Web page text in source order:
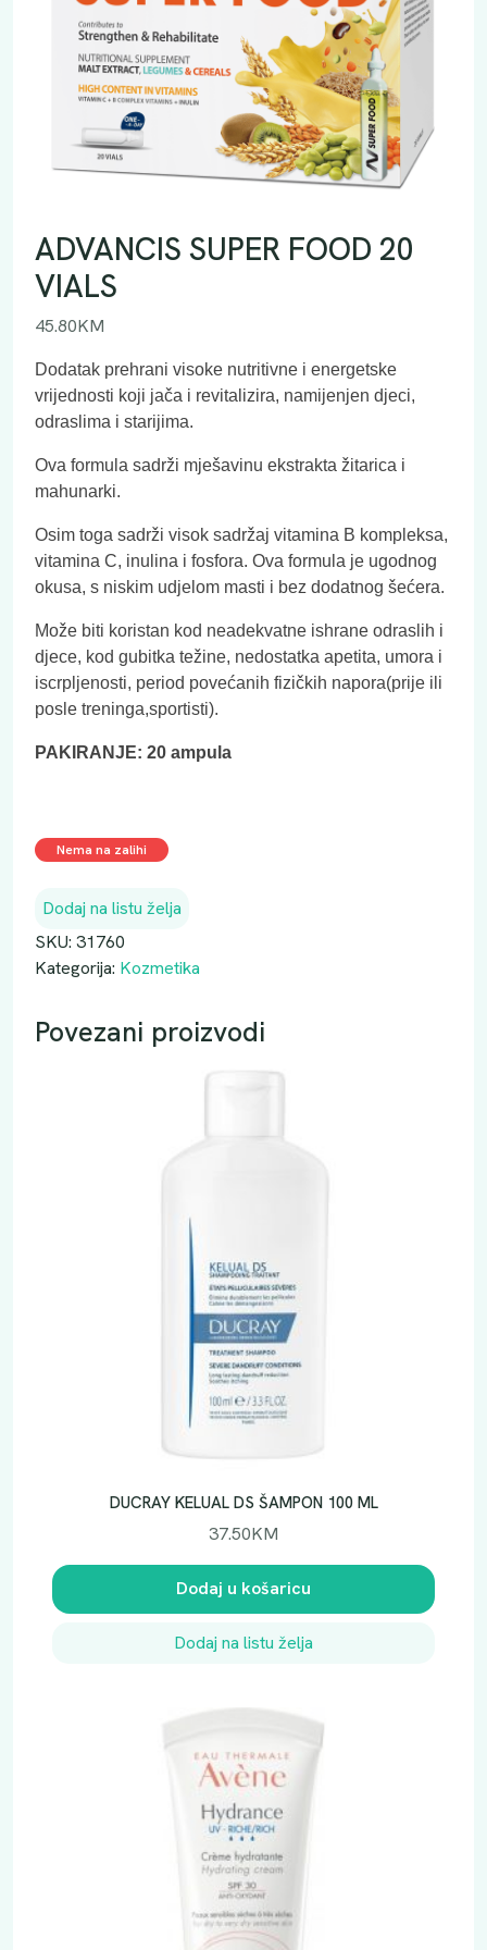
ADVANCIS SUPER FOOD 20
VIALS
45.80KM
Dodatak prehrani visoke nutritivne i energetske
vrijednosti koji jača i revitalizira, namijenjen djeci,
odraslima i starijima.
Ova formula sadrži mješavinu ekstrakta žitarica i
mahunarki.
Osim toga sadrži visok sadržaj vitamina B kompleksa,
vitamina C, inulina i fosfora. Ova formula je ugodnog
okusa, s niskim udjelom masti i bez dodatnog šećera.
Može biti koristan kod neadekvatne ishrane odraslih i
djece, kod gubitka težine, nedostatka apetita, umora i
iscrpljenosti, period povećanih fizičkih napora(prije ili
posle treninga,sportisti).
PAKIRANJE: 20 ampula
Nema na zalihi
Dodaj na listu želja
SKU: 31760
Kategorija: Kozmetika
Povezani proizvodi
DUCRAY KELUAL DS ŠAMPON 100 ML
37.50KM
Dodaj u košaricu
Dodaj na listu želja